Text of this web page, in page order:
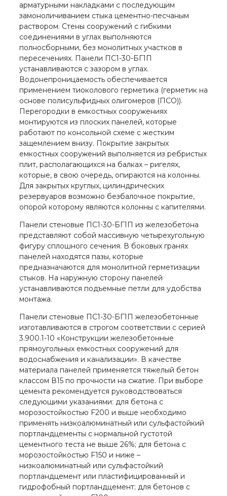
арматурными накладками с последующим
замоноличиванием стыка цементно-песчаным
раствором. Стены сооружений с гибкими
соединениями в углах выполняются
полносборными, без монолитных участков в
пересечениях. Панели ПС1-30-БГ1П
устанавливаются с зазором в углах.
Водонепроницаемость обеспечивается
применением тиоколового герметика (герметик на
основе полисульфидных олигомеров (ПСО)).
Перегородки в емкостных сооружениях
монтируются из плоских панелей, которые
работают по консольной схеме с жестким
защемлением внизу. Покрытие закрытых
емкостных сооружений выполняется из ребристых
плит, располагающихся на балках – ригелях,
которые, в свою очередь, опираются на колонны.
Для закрытых круглых, цилиндрических
резервуаров возможно безбалочное покрытие,
опорой которому являются колонны с капителями.
Панели стеновые ПС1-30-БГ1П из железобетона
представляют собой массивную четырехугольную
фигуру сплошного сечения. В боковых гранях
панелей находятся пазы, которые
предназначаются для монолитной герметизации
стыков. На наружную сторону панелей
устанавливаются подъемные петли для удобства
монтажа.
Панели стеновые ПС1-30-БГ1П железобетонные
изготавливаются в строгом соответствии с серией
3.900.1-10 «Конструкции железобетонные
прямоугольных емкостных сооружений для
водоснабжения и канализации». В качестве
материала панелей применяется тяжелый бетон
классом В15 по прочности на сжатие. При выборе
цемента рекомендуется руководствоваться
следующими указаниями: для бетона с
морозостойкостью F200 и выше необходимо
применять низкоалюминатный или сульфастойкий
портландцементы с нормальной густотой
цементного теста не выше 26%; для бетона с
морозостойкостью F150 и ниже –
низкоалюминатный или сульфастойкий
портландцемент или пластифицированный и
гидрофобный портландцемент; для бетонов с